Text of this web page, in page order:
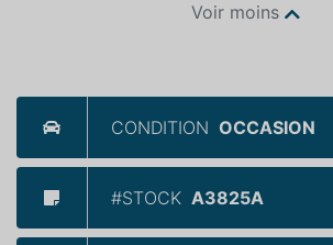
Voir moins
CONDITION OCCASION
#STOCK A3825A